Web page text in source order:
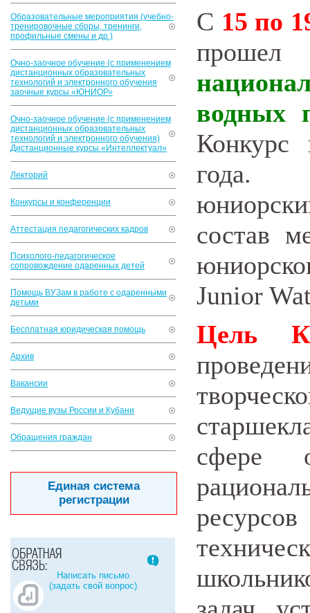
Образовательные мероприятия (учебно-
тренировочные сборы, тренинги,
профильные смены и др.)
Очно-заочное обучение (с применением
дистанционных образовательных
технологий и электронного обучения
заочные курсы «ЮНИОР»
Очно-заочное обучение (с применением
дистанционных образовательных
технологий и электронного обучения)
Дистанционные курсы «Интеллектуал»
Лекторий
Конкурсы и конференции
Аттестация педагогических кадров
Психолого-педагогическое
сопровождение одаренных детей
Помощь ВУЗам в работе с одаренными
детьми
Бесплатная юридическая помощь
Архив
Вакансии
Ведущие вузы России и Кубани
Обращения граждан
Единая система
регистрации
Написать письмо
(задать свой вопрос)
С 15 по
водных
Конкурс
года.
состав
Junior
Цель
сфере